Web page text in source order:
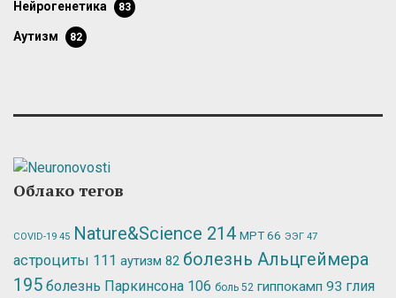
нейрогенетика 83
аутизм 82
Облако тегов
COVID-19 45 Nature&Science 214 МРТ66 ЭЭГ 47
астроциты 111 аутизм 82 болезнь Альцгеймера
195 болезнь Паркинсона 106 боль 52 гиппокамп 93 глия